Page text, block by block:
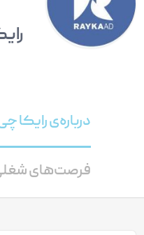
درباره‌ی رایکا
فرصت‌های